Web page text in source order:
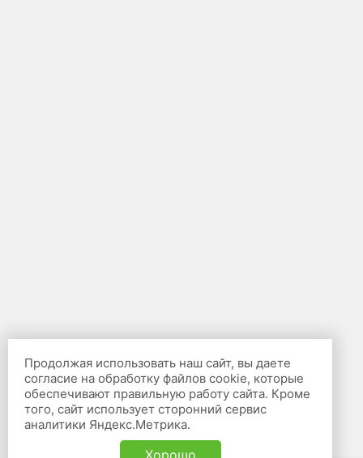
Продолжая использовать наш сайт, вы даете
согласие на обработку файлов cookie, которые
обеспечивают правильную работу сайта. Кроме
того, сайт использует сторонний сервис
аналитики Яндекс.Метрика.
Хорошо